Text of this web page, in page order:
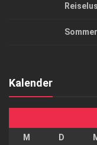
Kalender
M D